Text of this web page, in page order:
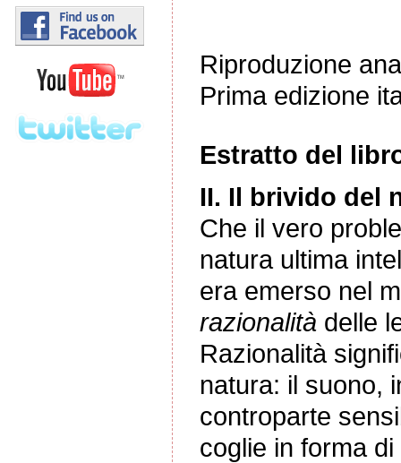
Riproduzione
Prima edizione
Estratto del
II. Il brivido del
Che il vero
natura ultima
era emerso nel
razionalità delle
Razionalità
natura: il suono,
controparte
coglie in forma